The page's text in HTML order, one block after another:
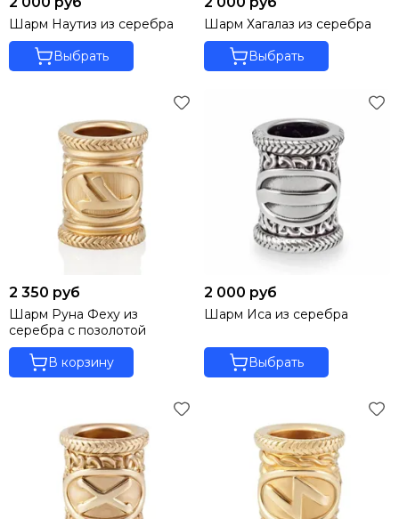
Шарм Наутиз из серебра
Выбрать
Шарм Хагалаз из серебра
Выбрать
2 350 руб
Шарм Руна Феху из
серебра с позолотой
В корзину
2 000 руб
Шарм Иса из серебра
Выбрать